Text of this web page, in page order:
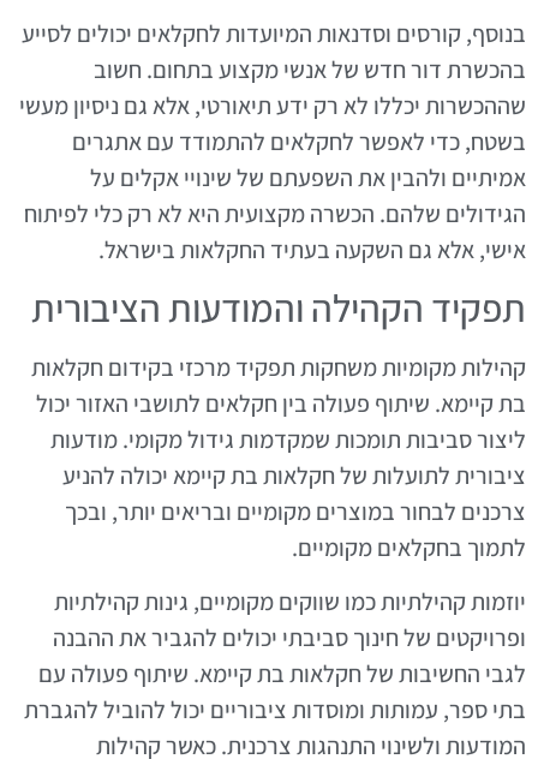
בנוסף, קורסים וסדנאות המיועדות לחקלאים יכולים לסייע
בהכשרת דור חדש של אנשי מקצוע בתחום. חשוב
שההכשרות יכללו לא רק ידע תיאורטי, אלא גם ניסיון מעשי
בשטח, כדי לאפשר לחקלאים להתמודד עם אתגרים
אמיתיים ולהבין את השפעתם של שינויי אקלים על
הגידולים שלהם. הכשרה מקצועית היא לא רק כלי לפיתוח
אישי, אלא גם השקעה בעתיד החקלאות בישראל.
תפקיד הקהילה והמודעות הציבורית
קהילות מקומיות משחקות תפקיד מרכזי בקידום חקלאות
בת קיימא. שיתוף פעולה בין חקלאים לתושבי האזור יכול
ליצור סביבות תומכות שמקדמות גידול מקומי. מודעות
ציבורית לתועלות של חקלאות בת קיימא יכולה להניע
צרכנים לבחור במוצרים מקומיים ובריאים יותר, ובכך
לתמוך בחקלאים מקומיים.
יוזמות קהילתיות כמו שווקים מקומיים, גינות קהילתיות
ופרויקטים של חינוך סביבתי יכולים להגביר את ההבנה
לגבי החשיבות של חקלאות בת קיימא. שיתוף פעולה עם
בתי ספר, עמותות ומוסדות ציבוריים יכול להוביל להגברת
המודעות ולשינוי התנהגות צרכנית. כאשר קהילות